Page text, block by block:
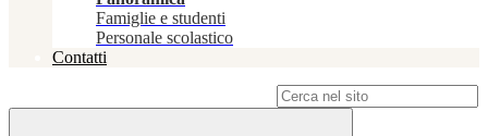
Famiglie e studenti
Personale scolastico
Contatti